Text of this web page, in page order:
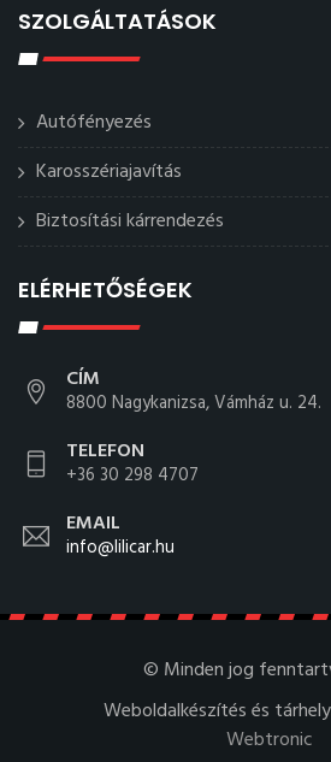
SZOLGÁLTATÁSOK
Autófényezés
Karosszériajavítás
Biztosítási kárrendezés
ELÉRHETŐSÉGEK
CÍM
8800 Nagykanizsa, Vámház u. 24.
TELEFON
+36 30 298 4707
EMAIL
info@lilicar.hu
© Minden jog
Weboldalkészítés és
Webtronic